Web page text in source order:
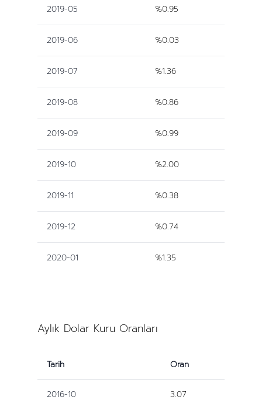
2019-05 %0.95
2019-06 %0.03
2019-07 %1.36
2019-08 %0.86
2019-09 %0.99
2019-10 %2.00
2019-11 %0.38
2019-12 %0.74
2020-01 %1.35
Aylık Dolar Kuru Oranları
Tarih Oran
2016-10 3.07